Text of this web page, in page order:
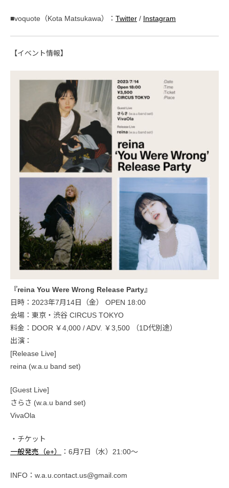
■voquote（Kota Matsukawa）： Twitter / Instagram
【イベント情報】
『reina You Were Wrong Release Party』
日時：2023年7月14日（金） OPEN 18:00
会場：東京・渋谷 CIRCUS TOKYO
料金：DOOR ￥4,000 / ADV. ￥3,500 （1D代別途）
出演：
[Release Live]
reina (w.a.u band set)
[Guest Live]
さらさ (w.a.u band set)
VivaOla
・チケット
一般発売（e+）
：6月7日（水）21:00〜
INFO：w.a.u.contact.us@gmail.com